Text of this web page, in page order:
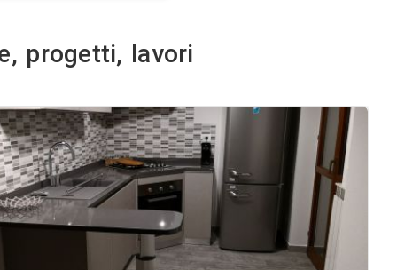
idee, progetti,